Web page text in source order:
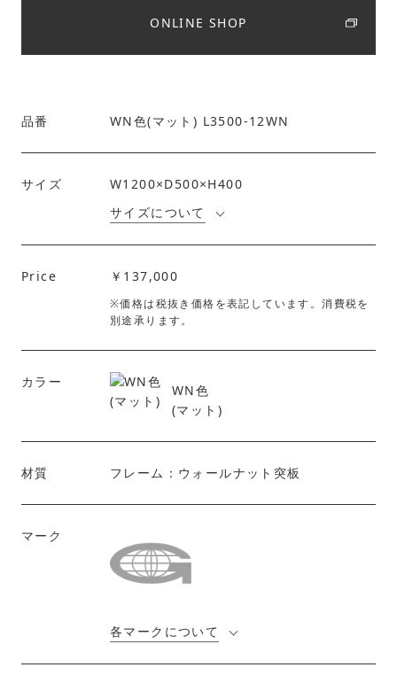
ONLINE SHOP
品番 WN色(マット) L3500-12WN
サイズ
W1200×D500×H400
サイズについて
Price ￥137,000
※価格は税抜き価格を表記しています。消費税を
別途承ります。
カラー
WN色
(マット)
材質 フレーム：ウォールナット突板
マーク
各マークについて